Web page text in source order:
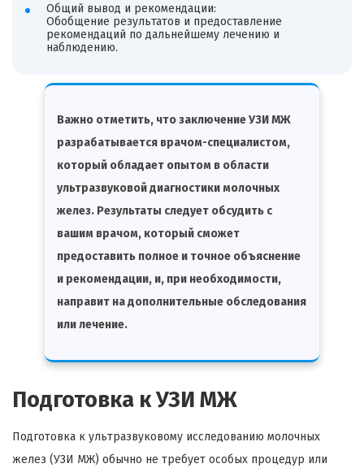
Общий вывод и рекомендации:
Обобщение результатов и предоставление
рекомендаций по дальнейшему лечению и
наблюдению.
Важно отметить, что заключение УЗИ МЖ
разрабатывается врачом-специалистом,
который обладает опытом в области
ультразвуковой диагностики молочных
желез. Результаты следует обсудить с
вашим врачом, который сможет
предоставить полное и точное объяснение
и рекомендации, и, при необходимости,
направит на дополнительные обследования
или лечение.
Подготовка к УЗИ МЖ
Подготовка к ультразвуковому исследованию молочных
желез (УЗИ МЖ) обычно не требует особых процедур или